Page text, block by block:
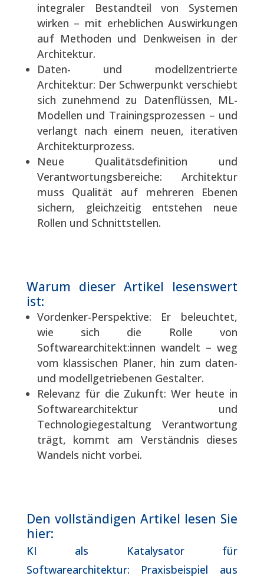
integraler Bestandteil von Systemen
wirken – mit erheblichen Auswirkungen
auf Methoden und Denkweisen in der
Architektur.
Daten- und modellzentrierte
Architektur: Der Schwerpunkt verschiebt
sich zunehmend zu Datenflüssen, ML-
Modellen und Trainingsprozessen – und
verlangt nach einem neuen, iterativen
Architekturprozess.
Neue Qualitätsdefinition und
Verantwortungsbereiche: Architektur
muss Qualität auf mehreren Ebenen
sichern, gleichzeitig entstehen neue
Rollen und Schnittstellen.
Warum dieser Artikel lesenswert
ist:
Vordenker-Perspektive: Er beleuchtet,
wie sich die Rolle von
Softwarearchitekt:innen wandelt – weg
vom klassischen Planer, hin zum daten-
und modellgetriebenen Gestalter.
Relevanz für die Zukunft: Wer heute in
Softwarearchitektur und
Technologiegestaltung Verantwortung
trägt, kommt am Verständnis dieses
Wandels nicht vorbei.
Den vollständigen Artikel lesen Sie
hier:
KI als Katalysator für
Softwarearchitektur: Praxisbeispiel aus